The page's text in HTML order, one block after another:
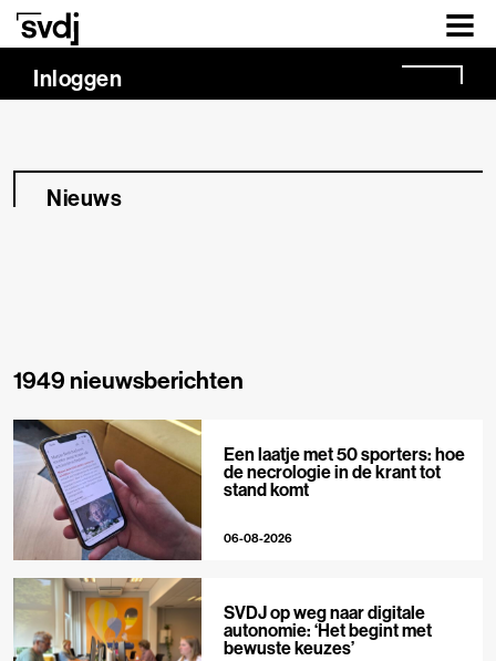
Naar hoofdinhoud
Inloggen
Nieuws
1949 nieuwsberichten
Een laatje met 50 sporters: hoe
de necrologie in de krant tot
stand komt
06-08-2026
SVDJ op weg naar digitale
autonomie: ‘Het begint met
bewuste keuzes’